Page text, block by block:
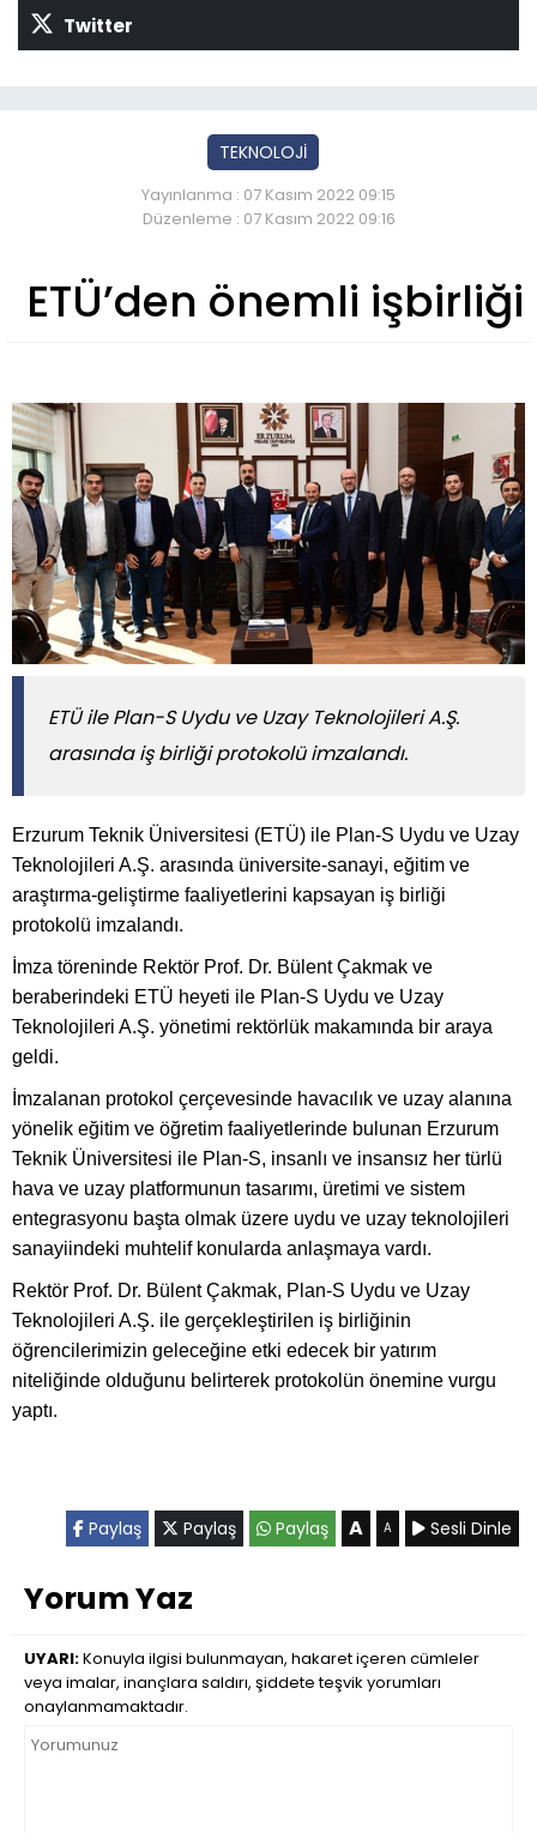
Twitter
TEKNOLOJİ
Yayınlanma : 07 Kasım 2022 09:15
Düzenleme : 07 Kasım 2022 09:16
ETÜ’den önemli işbirliği
ETÜ ile Plan-S Uydu ve Uzay Teknolojileri A.Ş.
arasında iş birliği protokolü imzalandı.
Erzurum Teknik Üniversitesi (ETÜ) ile Plan-S Uydu ve Uzay
Teknolojileri A.Ş. arasında üniversite-sanayi, eğitim ve
araştırma-geliştirme faaliyetlerini kapsayan iş birliği
protokolü imzalandı.
İmza töreninde Rektör Prof. Dr. Bülent Çakmak ve
beraberindeki ETÜ heyeti ile Plan-S Uydu ve Uzay
Teknolojileri A.Ş. yönetimi rektörlük makamında bir araya
geldi.
İmzalanan protokol çerçevesinde havacılık ve uzay alanına
yönelik eğitim ve öğretim faaliyetlerinde bulunan Erzurum
Teknik Üniversitesi ile Plan-S, insanlı ve insansız her türlü
hava ve uzay platformunun tasarımı, üretimi ve sistem
entegrasyonu başta olmak üzere uydu ve uzay teknolojileri
sanayiindeki muhtelif konularda anlaşmaya vardı.
Rektör Prof. Dr. Bülent Çakmak, Plan-S Uydu ve Uzay
Teknolojileri A.Ş. ile gerçekleştirilen iş birliğinin
öğrencilerimizin geleceğine etki edecek bir yatırım
niteliğinde olduğunu belirterek protokolün önemine vurgu
yaptı.
Paylaş Paylaş Paylaş A A Sesli Dinle
Yorum Yaz
UYARI:Konuyla ilgisi bulunmayan, hakaret içeren cümleler
veya imalar, inançlara saldırı, şiddete teşvik yorumları
onaylanmamaktadır.